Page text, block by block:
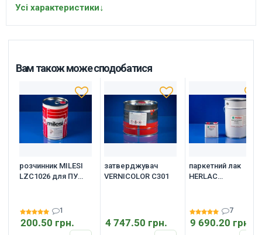
Усі характеристики↓
Вам також може сподобатися
розчинник MILESI
LZC1026 для ПУ
200.50 грн.
1
затверджувач
VERNICOLOR C301
4 747.50 грн.
паркетний лак
HERLAC
9 690.20 грн.
7